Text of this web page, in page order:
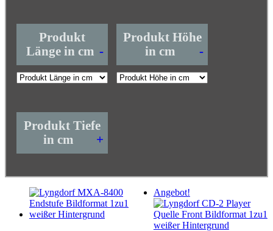
Produkt
Länge in cm -
Produkt Höhe
in cm
-
Produkt Tiefe
in cm
+
Angebot!